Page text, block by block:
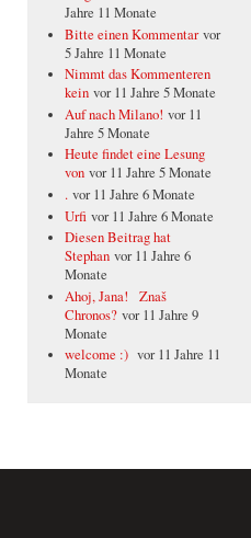
Jahre 11 Monate
Bitte einen Kommentar vor
5 Jahre 11 Monate
Nimmt das Kommenteren
kein vor 11 Jahre 5 Monate
Auf nach Milano! vor 11
Jahre 5 Monate
Heute findet eine Lesung
von vor 11 Jahre 5 Monate
. vor 11 Jahre 6 Monate
Urfi vor 11 Jahre 6 Monate
Diesen Beitrag hat
Stephan vor 11 Jahre 6
Monate
Ahoj, Jana! Znaš
Chronos? vor 11 Jahre 9
Monate
welcome :) vor 11 Jahre 11
Monate